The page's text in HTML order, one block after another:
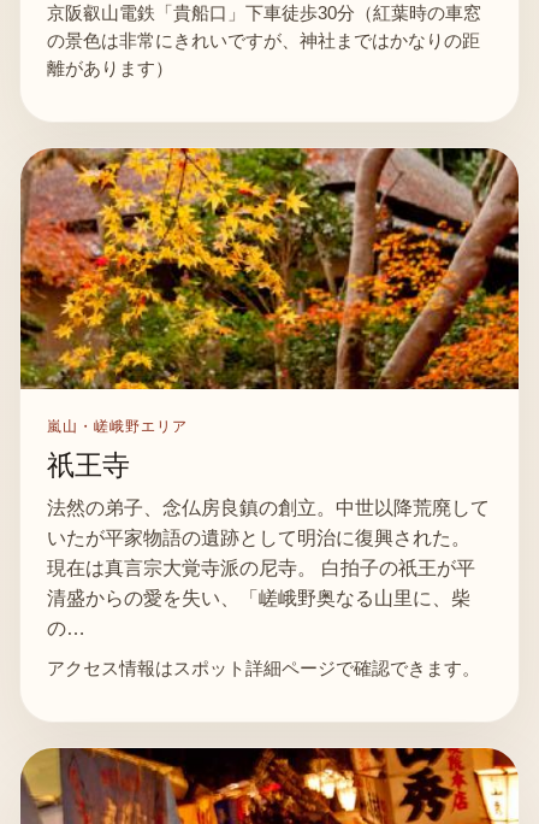
京阪叡山電鉄「貴船口」下車徒歩30分（紅葉時の車窓
の景色は非常にきれいですが、神社まではかなりの距
離があります）
嵐山・嵯峨野エリア
祇王寺
法然の弟子、念仏房良鎮の創立。中世以降荒廃して
いたが平家物語の遺跡として明治に復興された。
現在は真言宗大覚寺派の尼寺。 白拍子の祇王が平
清盛からの愛を失い、「嵯峨野奥なる山里に、柴
の…
アクセス情報はスポット詳細ページで確認できます。